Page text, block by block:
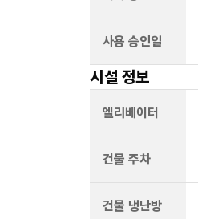
사용 승인일
시설 정보
엘리베이터
건물 주차
건물 냉난방